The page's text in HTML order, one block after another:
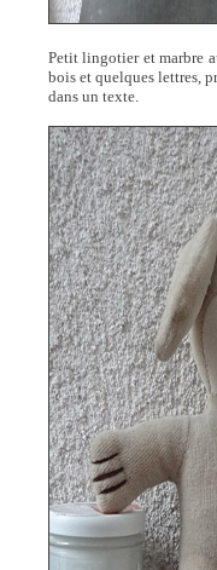
Petit lingotier et marbre
bois et quelques lettres,
dans un texte.